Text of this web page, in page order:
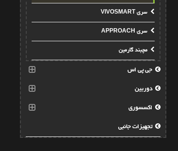
سری VIVOSMART
سری APPROACH
مچبند گارمین
جی پی اس
دوربین
اکسسوری
تجهيزات جانبي